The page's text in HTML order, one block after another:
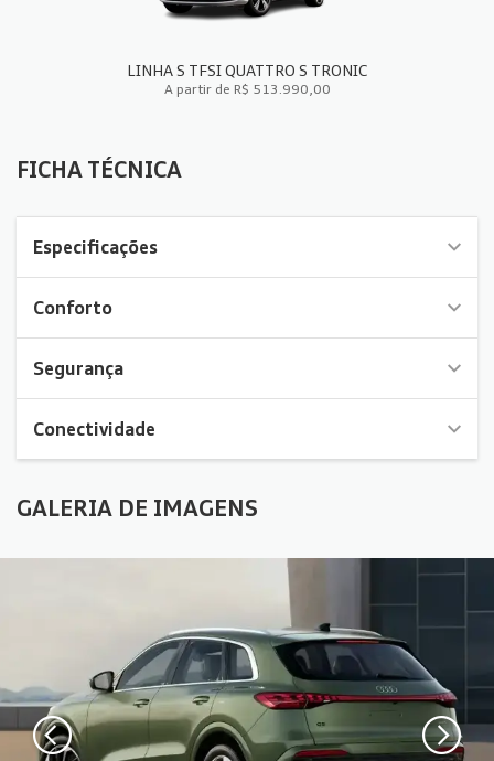
LINHA S TFSI QUATTRO S TRONIC
A partir de R$ 513.990,00
FICHA TÉCNICA
Especificações
Conforto
Segurança
Conectividade
GALERIA DE IMAGENS